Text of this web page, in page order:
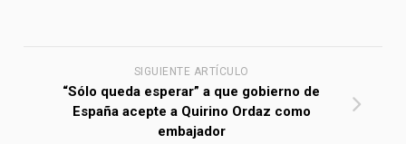
SIGUIENTE ARTÍCULO
“Sólo queda esperar” a que gobierno de
España acepte a Quirino Ordaz como
embajador